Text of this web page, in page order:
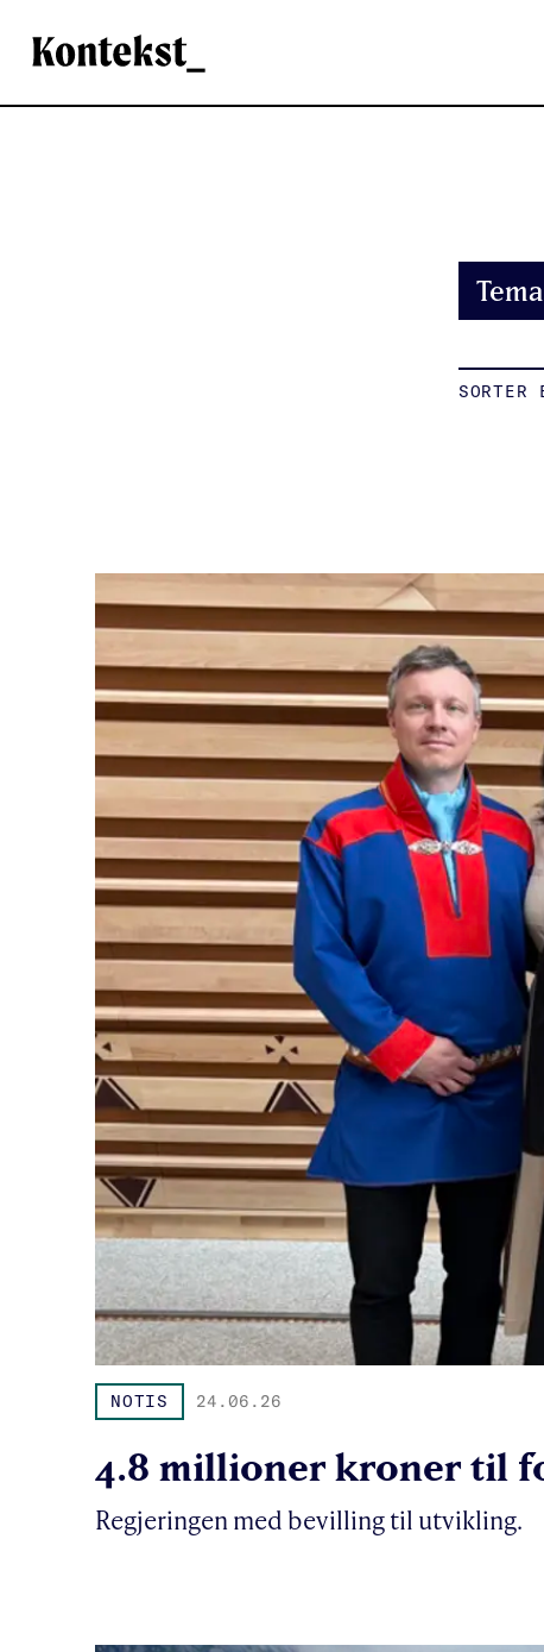
Kontekst
SORTER
NOTIS 24.06.26
4.8 millioner kroner til
Regjeringen med bevilling til utvikling.